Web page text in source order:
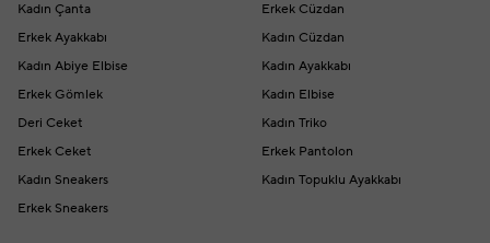
Kadın Çanta
Erkek Cüzdan
Erkek Ayakkabı
Kadın Cüzdan
Kadın Abiye Elbise
Kadın Ayakkabı
Erkek Gömlek
Kadın Elbise
Deri Ceket
Kadın Triko
Erkek Ceket
Erkek Pantolon
Kadın Sneakers
Kadın Topuklu Ayakkabı
Erkek Sneakers